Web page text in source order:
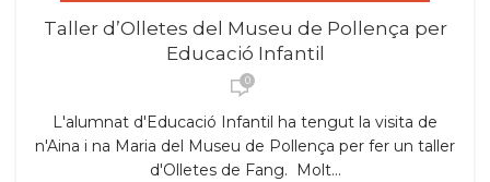
Taller d’Olletes del Museu de Pollença per
Educació Infantil
0
L'alumnat d'Educació Infantil ha tengut la visita de
n'Aina i na Maria del Museu de Pollença per fer un taller
d'Olletes de Fang. Molt...